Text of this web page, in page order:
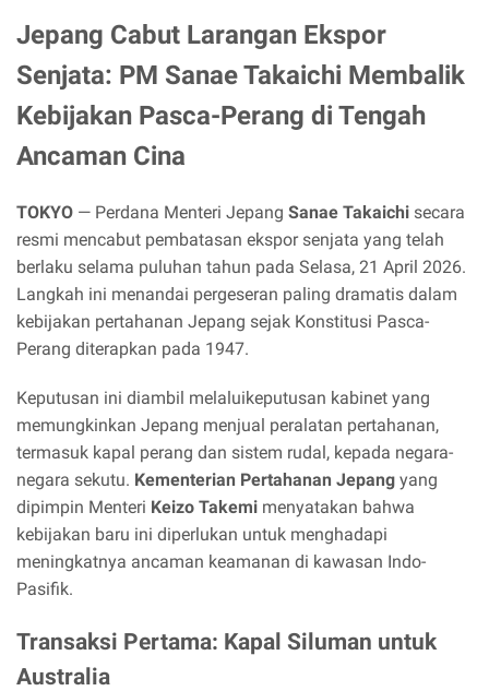
Jepang Cabut Larangan Ekspor
Senjata: PM Sanae Takaichi Membalik
Kebijakan Pasca-Perang di Tengah
Ancaman Cina
TOKYO — Perdana Menteri Jepang Sanae Takaichi secara
resmi mencabut pembatasan ekspor senjata yang telah
berlaku selama puluhan tahun pada Selasa, 21 April 2026.
Langkah ini menandai pergeseran paling dramatis dalam
kebijakan pertahanan Jepang sejak Konstitusi Pasca-
Perang diterapkan pada 1947.
Keputusan ini diambil melaluikeputusan kabinet yang
memungkinkan Jepang menjual peralatan pertahanan,
termasuk kapal perang dan sistem rudal, kepada negara-
negara sekutu. Kementerian Pertahanan Jepang yang
dipimpin Menteri Keizo Takemi menyatakan bahwa
kebijakan baru ini diperlukan untuk menghadapi
meningkatnya ancaman keamanan di kawasan Indo-
Pasifik.
Transaksi Pertama: Kapal Siluman untuk
Australia